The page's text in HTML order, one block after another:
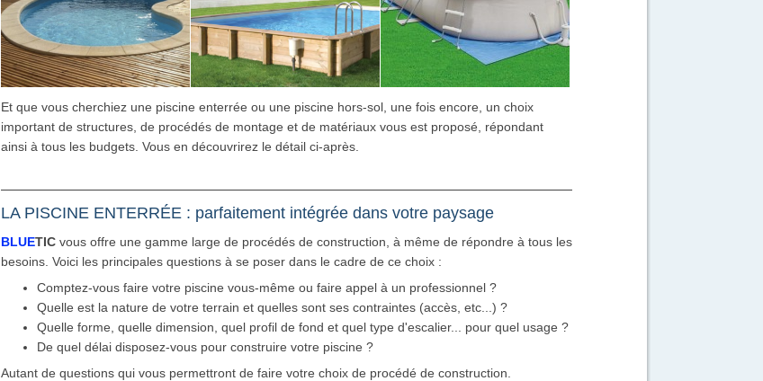
Et que vous cherchiez une piscine enterrée ou une piscine hors-sol, une fois encore, un choix
important de structures, de procédés de montage et de matériaux vous est proposé, répondant
ainsi à tous les budgets. Vous en découvrirez le détail ci-après.
LA PISCINE ENTERRÉE : parfaitement intégrée dans votre paysage
BLUETIC vous offre une gamme large de procédés de construction, à même de répondre à tous les
besoins. Voici les principales questions à se poser dans le cadre de ce choix :
Comptez-vous faire votre piscine vous-même ou faire appel à un professionnel ?
Quelle est la nature de votre terrain et quelles sont ses contraintes (accès, etc...) ?
Quelle forme, quelle dimension, quel profil de fond et quel type d'escalier... pour quel usage ?
De quel délai disposez-vous pour construire votre piscine ?
Autant de questions qui vous permettront de faire votre choix de procédé de construction.